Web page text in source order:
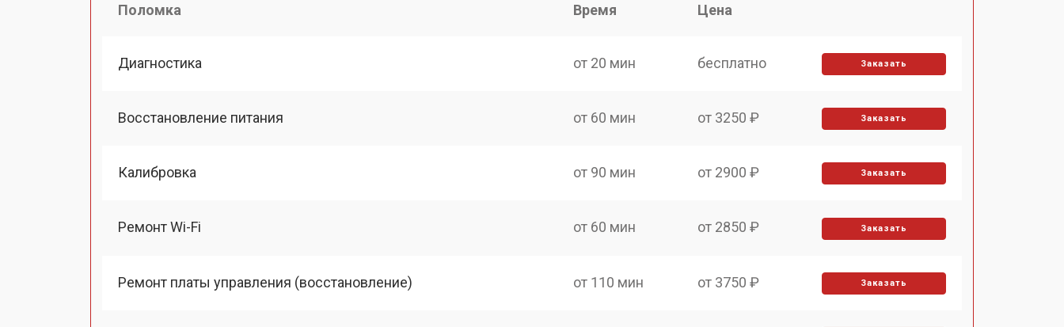
Поломка Время Цена
Диагностика от 20 мин бесплатно Заказать
Восстановление питания от 60 мин от 3250 ₽ Заказать
Калибровка от 90 мин от 2900 ₽ Заказать
Ремонт Wi-Fi от 60 мин от 2850 ₽ Заказать
Ремонт платы управления (восстановление) от 110 мин от 3750 ₽ Заказать